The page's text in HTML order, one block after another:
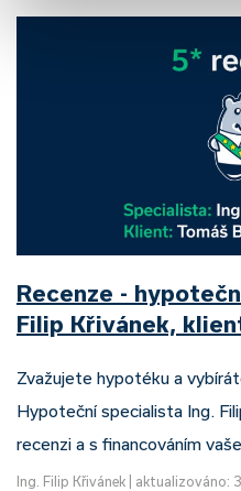
Recenze -
Filip Křivánek,
Zvažujete hypotéku a
Hypoteční specialista Ing.
recenzi a s financováním
Ing. Filip Křivánek
aktualizováno: